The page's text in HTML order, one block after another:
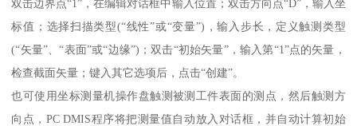
双击边界点“1”，在编辑对话框中输入位置；双击方向点“D”，输入坐
标值；选择扫描类型(“线性”或“变量”)，输入步长，定义触测类型
(“矢量”、“表面”或“边缘”)；双击“初始矢量”，输入第“1”点的矢量，
检查截面矢量；键入其它选项后，点击“创建”。
也可使用坐标测量机操作盘触测被测工件表面的测点，然后触测方
向点，PC DMIS程序将把测量值自动放入对话框，并自动计算初始